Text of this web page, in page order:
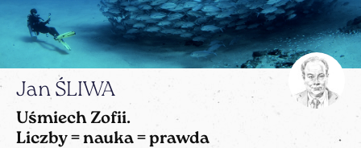
Jan ŚLIWA
Uśmiech Zofii.
Liczby = nauka = prawda